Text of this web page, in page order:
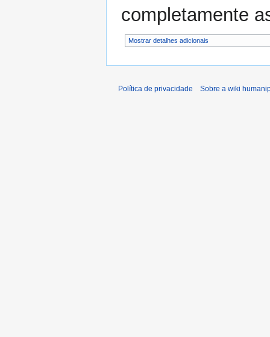
completamente
Mostrar detalhes adicionais
Política de privacidade Sobre a wiki